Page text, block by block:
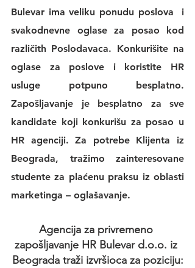
Bulevar ima veliku ponudu poslova
  i
svakodnevne oglase za posao kod
oglase za poslove i koristite HR
usluge potpuno besplatno.
Zapošljavanje je besplatno za sve
HR agenciji. Za potrebe Klijenta iz
Beograda, tražimo zainteresovane
studente za plaćenu praksu iz oblasti
marketinga – oglašavanje.
Agencija za privremeno
zapošljavanje HR Bulevar d.o.o. iz
Beograda traži izvršioca za poziciju: